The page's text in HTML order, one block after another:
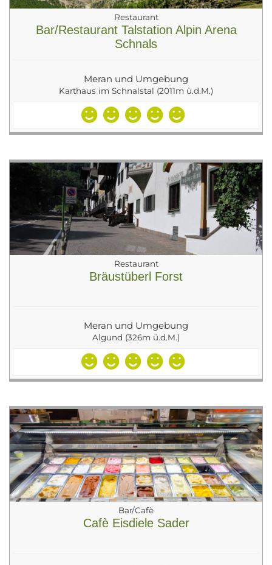
Restaurant
Bar/Restaurant Talstation Alpin Arena
Schnals
Meran und Umgebung
Karthaus im Schnalstal (2011m ü.d.M.)
Restaurant
Bräustüberl Forst
Meran und Umgebung
Algund (326m ü.d.M.)
Bar/Cafè
Cafè Eisdiele Sader